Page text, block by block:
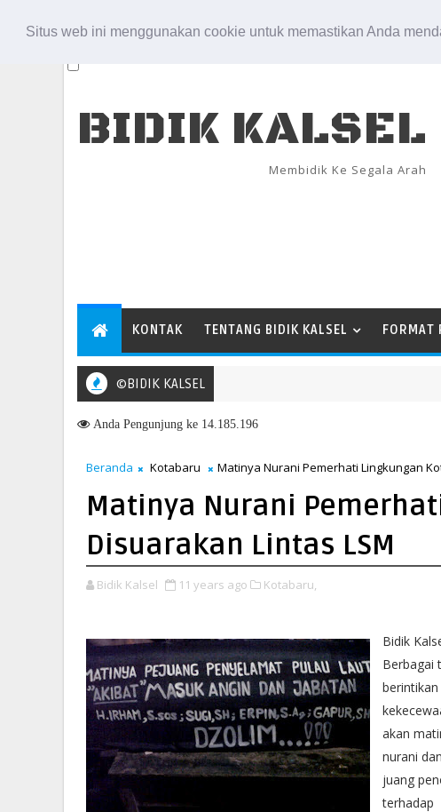
Situs web ini menggunakan cookie untuk memastikan Anda
BIDIK KALSEL
Membidik Ke Segala Arah
KONTAK TENTANG BIDIK KALSEL FORMAT
©BIDIK KALSEL
Beri Pengarahan Soal Layanan di Kanwil BPN Provinsi NTT, Menteri
Anda Pengunjung ke 14.185.196
Beranda Kotabaru Matinya Nurani Pemerhati Lingkungan
Matinya Nurani
Disuarakan Lintas LSM
Bidik Kalsel 11 years ago Kotabaru,
Bidik
Berbagai
berintikan
akan
nurani
juang
terhadap